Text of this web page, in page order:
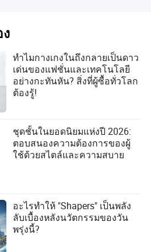
ทำไมกางเกงในถึงกลายเป็นดาว
เด่นของแฟชั่นและเทคโนโลยี
อย่างกะทันหัน? สิ่งที่ผู้ซื้อทั่วโลก
ต้องรู้!
ชุดชั้นในยอดนิยมแห่งปี 2026:
ตอบสนองความต้องการของผู้
ใช้ด้วยสไตล์และความสบาย
อะไรทำให้ "Shapers" เป็นพลัง
ลับเบื้องหลังนวัตกรรมของวัน
พรุ่งนี้?